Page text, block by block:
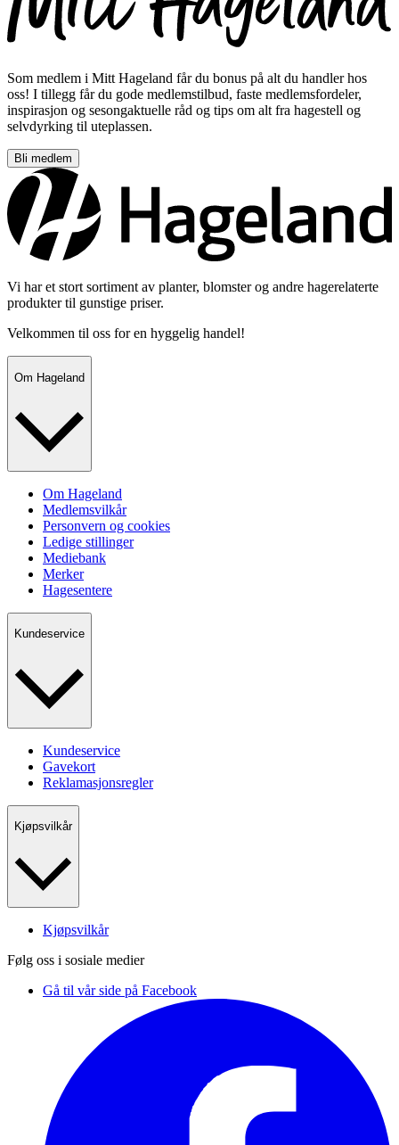
Som medlem i Mitt Hageland får du bonus på alt du handler hos
oss! I tillegg får du gode medlemstilbud, faste medlemsfordeler,
inspirasjon og sesongaktuelle råd og tips om alt fra hagestell og
selvdyrking til uteplassen.
Bli medlem
Vi har et stort sortiment av planter, blomster og andre hagerelaterte
produkter til gunstige priser.
Velkommen til oss for en hyggelig handel!
Om Hageland
Om Hageland
Medlemsvilkår
Personvern og cookies
Ledige stillinger
Mediebank
Merker
Hagesentere
Kundeservice
Kundeservice
Gavekort
Reklamasjonsregler
Kjøpsvilkår
Kjøpsvilkår
Følg oss i sosiale medier
Gå til vår side på Facebook